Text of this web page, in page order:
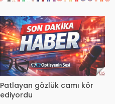
Patlayan gözlük camı kör
ediyordu